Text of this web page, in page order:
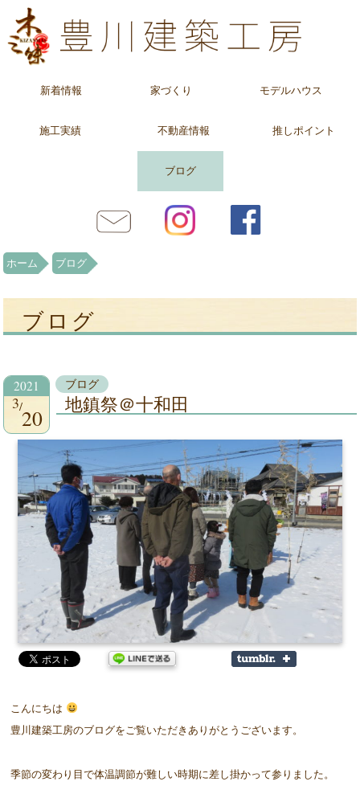
新着情報 家づくり モデルハウス
施工実績 不動産情報 推しポイント
ブログ
ホーム ブログ
ブログ
2021
3
20
ブログ
地鎮祭＠十和田
こんにちは
豊川建築工房のブログをご覧いただきありがとうございます。
季節の変わり目で体温調節が難しい時期に差し掛かって参りました。